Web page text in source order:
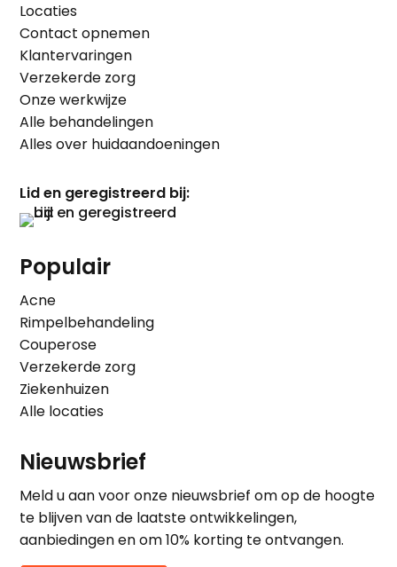
Locaties
Contact opnemen
Klantervaringen
Verzekerde zorg
Onze werkwijze
Alle behandelingen
Alles over huidaandoeningen
Lid en geregistreerd bij:
Populair
Acne
Rimpelbehandeling
Couperose
Verzekerde zorg
Ziekenhuizen
Alle locaties
Nieuwsbrief
Meld u aan voor onze nieuwsbrief om op de hoogte
te blijven van de laatste ontwikkelingen,
aanbiedingen en om 10% korting te ontvangen.